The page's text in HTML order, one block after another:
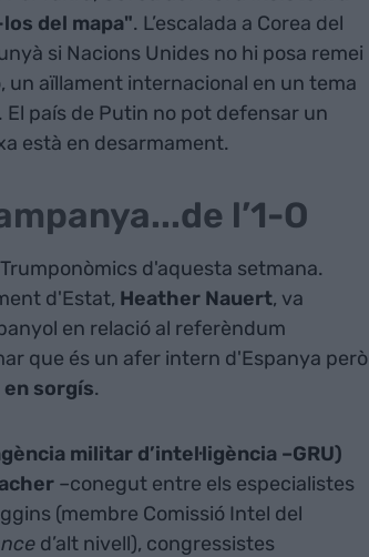
del mapa". L’escalada a Corea del
si Nacions Unides no hi posa remei
un aïllament internacional en un tema
país de Putin no pot defensar un
està en desarmament.
l’1-O
d'aquesta setmana.
d'Estat, Heather Nauert, va
en relació al referèndum
que és un afer intern d'Espanya però
sorgís.
militar d’intel·ligència –GRU)
–conegut entre els especialistes
(membre Comissió Intel del
d’alt nivell), congressistes